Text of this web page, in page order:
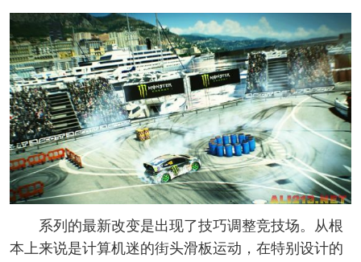
系列的最新改变是出现了技巧调整竞技场。从根
本上来说是计算机迷的街头滑板运动，在特别设计的